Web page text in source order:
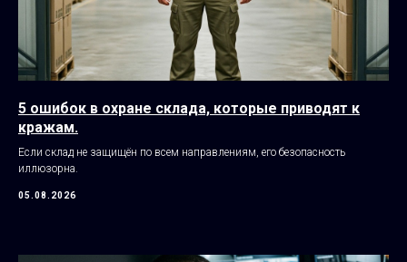
5 ошибок в охране склада, которые приводят к
кражам.
Если склад не защищён по всем направлениям, его безопасность
иллюзорна.
05.08.2026